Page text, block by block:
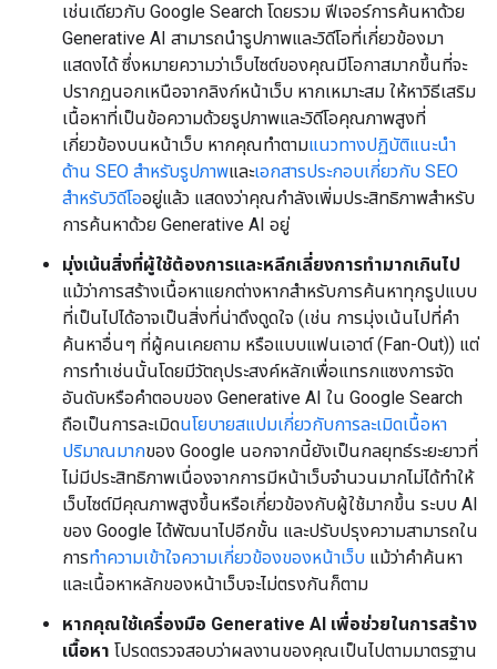
เช่นเดียวกับ Google Search โดยรวม ฟีเจอร์การค้นหาด้วย
Generative AI สามารถนำรูปภาพและวิดีโอที่เกี่ยวข้องมา
แสดงได้ ซึ่งหมายความว่าเว็บไซต์ของคุณมีโอกาสมากขึ้นที่จะ
ปรากฏนอกเหนือจากลิงก์หน้าเว็บ หากเหมาะสม ให้หาวิธีเสริม
เนื้อหาที่เป็นข้อความด้วยรูปภาพและวิดีโอคุณภาพสูงที่
เกี่ยวข้องบนหน้าเว็บ หากคุณทำตามแนวทางปฏิบัติแนะนำ
ด้าน SEO สำหรับรูปภาพและเอกสารประกอบเกี่ยวกับ SEO
สำหรับวิดีโออยู่แล้ว แสดงว่าคุณกำลังเพิ่มประสิทธิภาพสำหรับ
การค้นหาด้วย Generative AI อยู่
มุ่งเน้นสิ่งที่ผู้ใช้ต้องการและหลีกเลี่ยงการทำมากเกินไป
แม้ว่าการสร้างเนื้อหาแยกต่างหากสำหรับการค้นหาทุกรูปแบบ
ที่เป็นไปได้อาจเป็นสิ่งที่น่าดึงดูดใจ (เช่น การมุ่งเน้นไปที่คำ
ค้นหาอื่นๆ ที่ผู้คนเคยถาม หรือแบบแฟนเอาต์ (Fan-Out)) แต่
การทำเช่นนั้นโดยมีวัตถุประสงค์หลักเพื่อแทรกแซงการจัด
อันดับหรือคำตอบของ Generative AI ใน Google Search
ถือเป็นการละเมิดนโยบายสแปมเกี่ยวกับการละเมิดเนื้อหา
ปริมาณมากของ Google นอกจากนี้ยังเป็นกลยุทธ์ระยะยาวที่
ไม่มีประสิทธิภาพเนื่องจากการมีหน้าเว็บจำนวนมากไม่ได้ทำให้
เว็บไซต์มีคุณภาพสูงขึ้นหรือเกี่ยวข้องกับผู้ใช้มากขึ้น ระบบ AI
ของ Google ได้พัฒนาไปอีกขั้น และปรับปรุงความสามารถใน
การทำความเข้าใจความเกี่ยวข้องของหน้าเว็บ แม้ว่าคำค้นหา
และเนื้อหาหลักของหน้าเว็บจะไม่ตรงกันก็ตาม
หากคุณใช้เครื่องมือ Generative AI เพื่อช่วยในการสร้าง
เนื้อหา โปรดตรวจสอบว่าผลงานของคุณเป็นไปตามมาตรฐาน